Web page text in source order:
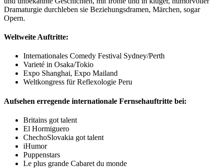
Dramaturgie durchleben sie Beziehungsdramen, Märchen, sogar
Opern.
Weltweite Auftritte:
Internationales Comedy Festival Sydney/Perth
Varieté in Osaka/Tokio
Expo Shanghai, Expo Mailand
Weltkongress für Reflexologie Peru
Aufsehen erregende internationale Fernsehauftritte bei:
Britains got talent
El Hormiguero
ChechoSlovakia got talent
iHumor
Puppenstars
Le plus grande Cabaret du monde